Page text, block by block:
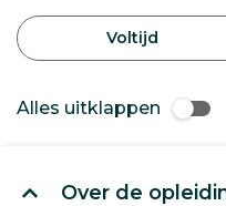
Voltijd
Alles uitklappen
Over de